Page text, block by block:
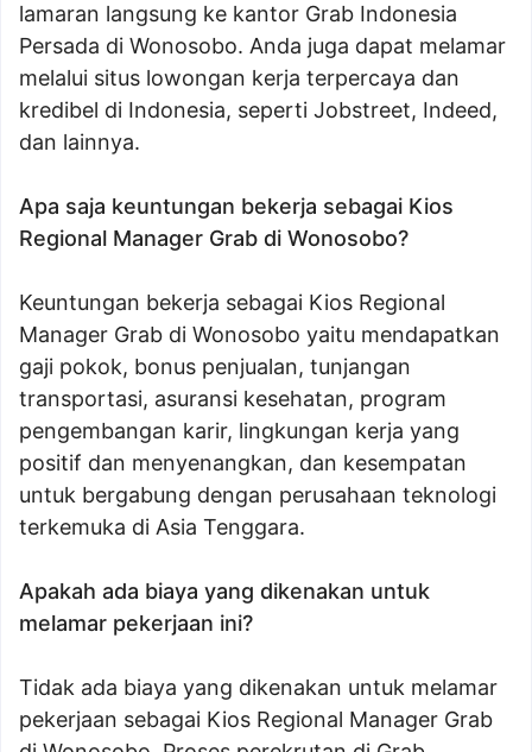
lamaran langsung ke kantor Grab Indonesia
Persada di Wonosobo. Anda juga dapat melamar
melalui situs lowongan kerja terpercaya dan
kredibel di Indonesia, seperti Jobstreet, Indeed,
dan lainnya.
Apa saja keuntungan bekerja sebagai Kios
Regional Manager Grab di Wonosobo?
Keuntungan bekerja sebagai Kios Regional
Manager Grab di Wonosobo yaitu mendapatkan
gaji pokok, bonus penjualan, tunjangan
transportasi, asuransi kesehatan, program
pengembangan karir, lingkungan kerja yang
positif dan menyenangkan, dan kesempatan
untuk bergabung dengan perusahaan teknologi
terkemuka di Asia Tenggara.
Apakah ada biaya yang dikenakan untuk
melamar pekerjaan ini?
Tidak ada biaya yang dikenakan untuk melamar
pekerjaan sebagai Kios Regional Manager Grab